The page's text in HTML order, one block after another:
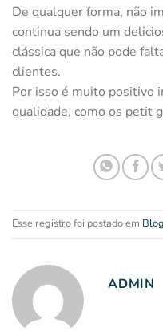
De qualquer forma, não
continua sendo um
clássica que não pode
clientes.
Por isso é muito positivo
qualidade, como os petit
Esse registro foi postado em Blog
ADMIN